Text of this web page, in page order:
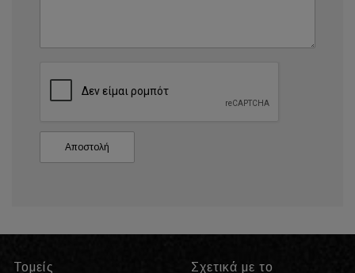
Τομείς
Σχετικά με το